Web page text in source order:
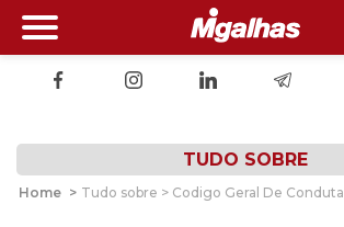
TUDO SOBRE
Home > Tudo sobre > Codigo Geral De Conduta